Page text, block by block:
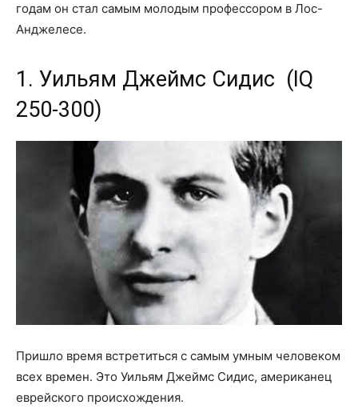
годам он стал самым молодым профессором в Лос-
Анджелесе.
1. Уильям Джеймс Сидис (IQ
250-300)
Пришло время встретиться с самым умным человеком
всех времен. Это Уильям Джеймс Сидис, американец
еврейского происхождения.